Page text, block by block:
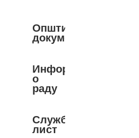
Општинска
документа
Информатор
о
раду
Службени
лист